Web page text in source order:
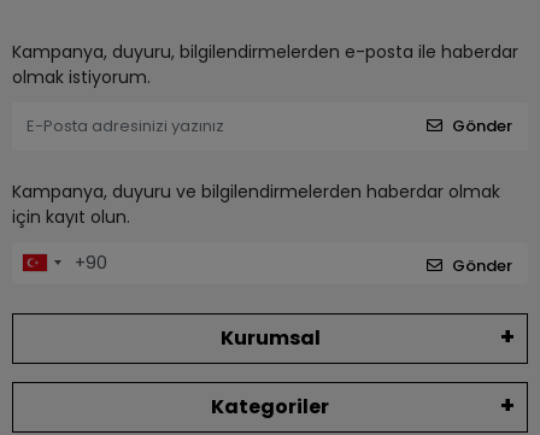
Kampanya, duyuru, bilgilendirmelerden e-posta ile haberdar
olmak istiyorum.
Gönder
Kampanya, duyuru ve bilgilendirmelerden haberdar olmak
için kayıt olun.
Gönder
Kurumsal
Kategoriler